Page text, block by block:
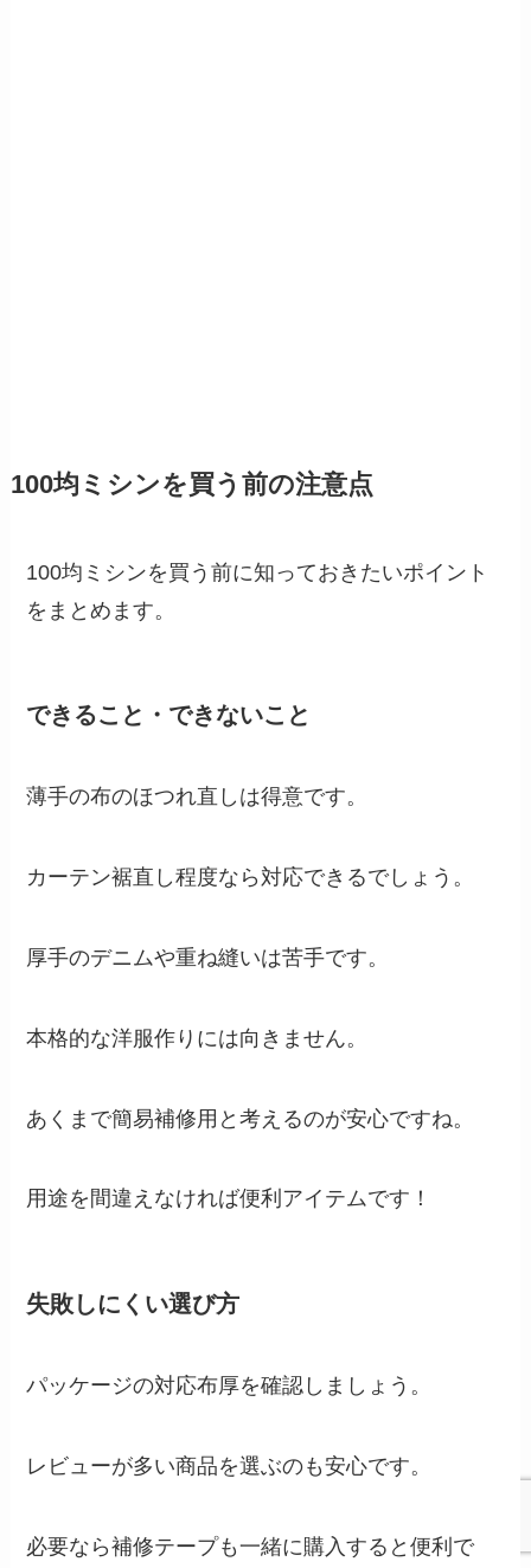
100均ミシンを買う前の注意点
100均ミシンを買う前に知っておきたいポイント
をまとめます。
できること・できないこと
薄手の布のほつれ直しは得意です。
カーテン裾直し程度なら対応できるでしょう。
厚手のデニムや重ね縫いは苦手です。
本格的な洋服作りには向きません。
あくまで簡易補修用と考えるのが安心ですね。
用途を間違えなければ便利アイテムです！
失敗しにくい選び方
パッケージの対応布厚を確認しましょう。
レビューが多い商品を選ぶのも安心です。
必要なら補修テープも一緒に購入すると便利で